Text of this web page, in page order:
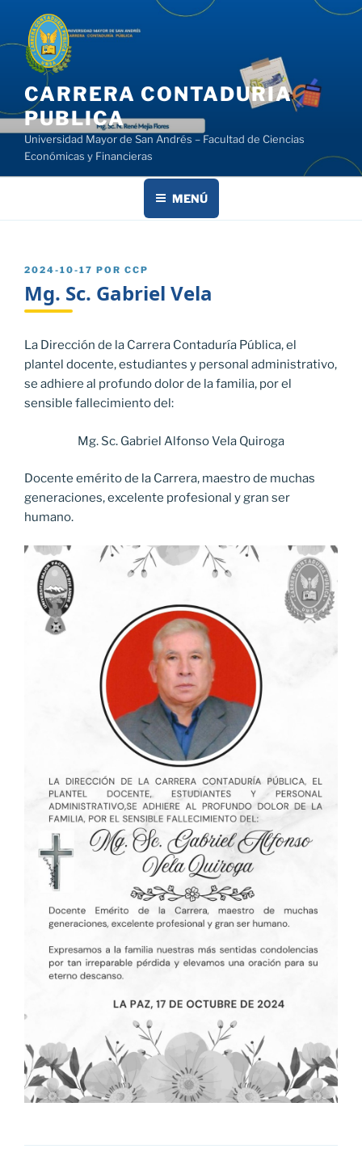
contenido
CARRERA CONTADURIA
PUBLICA
Universidad Mayor de San Andrés – Facultad de Ciencias
Económicas y Financieras
MENÚ
PUBLICADO
2024-10-17 POR CCP
Mg. Sc. Gabriel Vela
La Dirección de la Carrera Contaduría Pública, el
plantel docente, estudiantes y personal administrativo,
se adhiere al profundo dolor de la familia, por el
sensible fallecimiento del:
Mg. Sc. Gabriel Alfonso Vela Quiroga
Docente emérito de la Carrera, maestro de muchas
generaciones, excelente profesional y gran ser
humano.